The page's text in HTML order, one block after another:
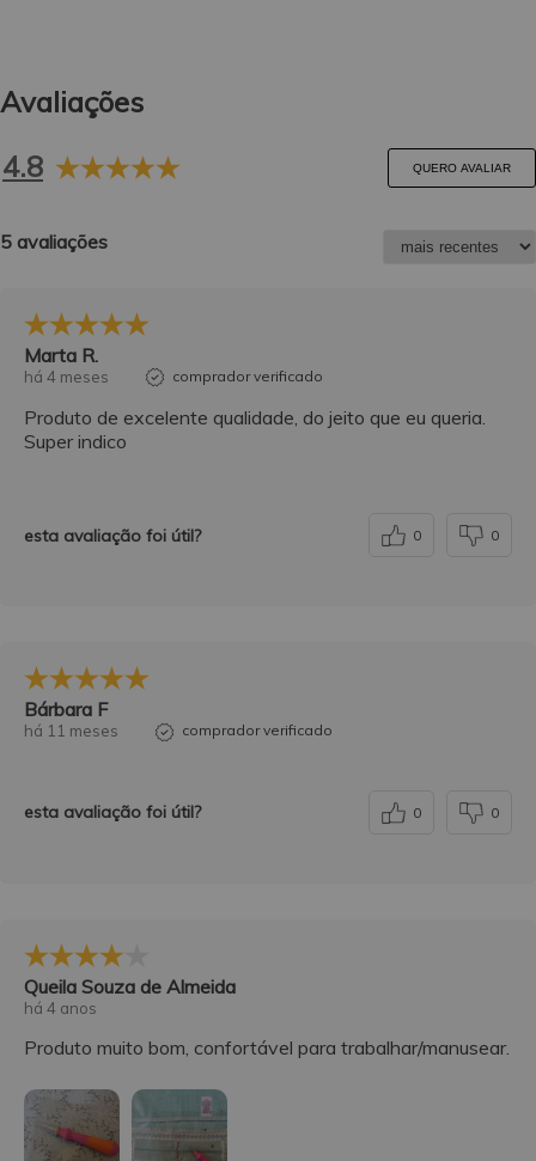
Avaliações
4.8
QUERO AVALIAR
5 avaliações
Marta R.
há 4 meses comprador verificado
Produto de excelente qualidade, do jeito que eu queria.
Super indico
esta avaliação foi útil? 0 0
Bárbara F
há 11 meses comprador verificado
esta avaliação foi útil? 0 0
Queila Souza de Almeida
há 4 anos
Produto muito bom, confortável para trabalhar/manusear.